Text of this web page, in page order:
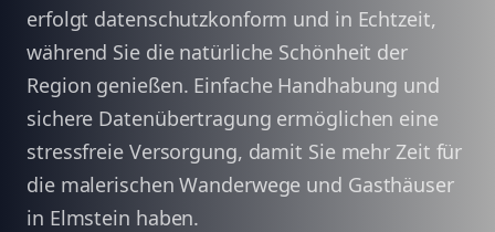
erfolgt datenschutzkonform und in Echtzeit,
während Sie die natürliche Schönheit der
Region genießen. Einfache Handhabung und
sichere Datenübertragung ermöglichen eine
stressfreie Versorgung, damit Sie mehr Zeit für
die malerischen Wanderwege und Gasthäuser
in Elmstein haben.